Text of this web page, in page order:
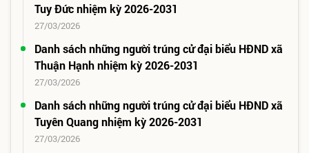
Tuy Đức nhiệm kỳ 2026-2031
27/03/2026
Danh sách những người trúng cử đại biểu HĐND xã
Thuận Hạnh nhiệm kỳ 2026-2031
27/03/2026
Danh sách những người trúng cử đại biểu HĐND xã
Tuyên Quang nhiệm kỳ 2026-2031
27/03/2026